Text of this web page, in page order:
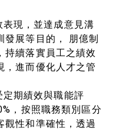
現，並達成意見溝
發展等目的， 朋億制
持續落實員工之績效
，進而優化人才之管
期績效與職能評
，按照職務類別區分
觀性和準確性，透過